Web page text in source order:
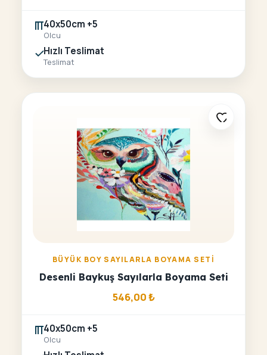
40x50cm +5
Olcu
Hızlı Teslimat
Teslimat
BÜYÜK BOY SAYILARLA BOYAMA SETI
Desenli Baykuş Sayılarla Boyama Seti
546,00₺
40x50cm +5
Olcu